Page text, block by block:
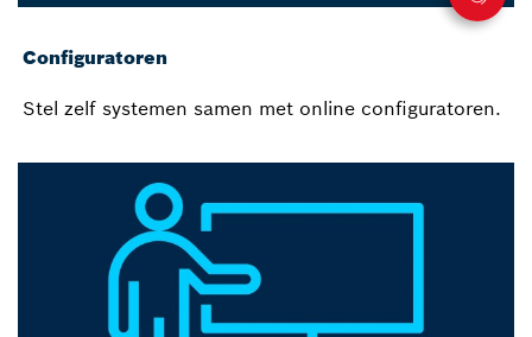
Configuratoren
Stel zelf systemen samen met online configuratoren.